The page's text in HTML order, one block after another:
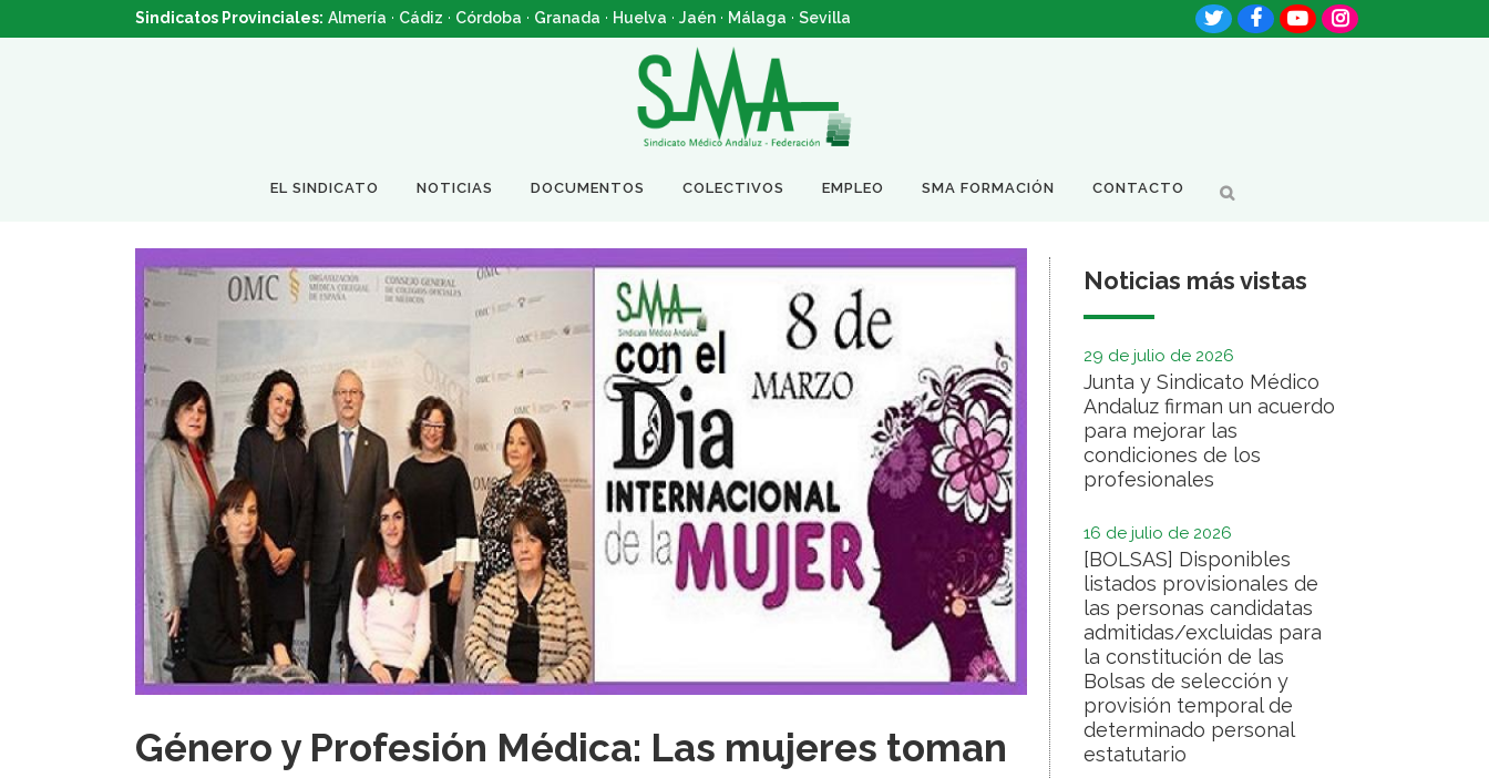
Sindicatos Provinciales: Almería · Cádiz · Córdoba · Granada · Huelva · Jaén · Málaga · Sevilla
EL SINDICATO NOTICIAS DOCUMENTOS COLECTIVOS EMPLEO SMA FORMACIÓN CONTACTO
Género y Profesión Médica: Las mujeres toman
Noticias más vistas
29 de julio de 2026
Junta y Sindicato Médico
Andaluz firman un acuerdo
para mejorar las
condiciones de los
profesionales
16 de julio de 2026
[BOLSAS] Disponibles
listados provisionales de
las personas candidatas
admitidas/excluidas para
la constitución de las
Bolsas de selección y
provisión temporal de
determinado personal
estatutario